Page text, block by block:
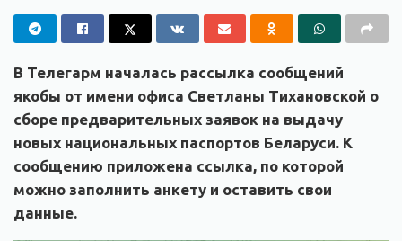
В Телегарм началась рассылка сообщений
якобы от имени офиса Светланы Тихановской о
сборе предварительных заявок на выдачу
новых национальных паспортов Беларуси. К
сообщению приложена ссылка, по которой
можно заполнить анкету и оставить свои
данные.